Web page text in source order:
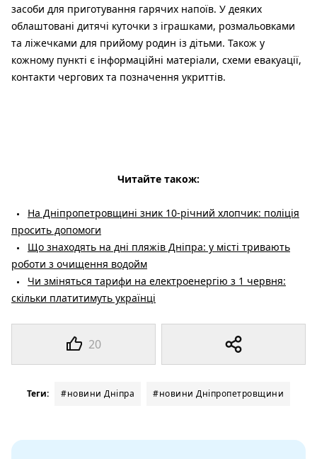
20
засоби для приготування гарячих напоїв. У деяких
облаштовані дитячі куточки з іграшками, розмальовками
та ліжечками для прийому родин із дітьми. Також у
кожному пункті є інформаційні матеріали, схеми евакуації,
контакти чергових та позначення укриттів.
Читайте також:
На Дніпропетровщині зник 10-річний хлопчик: поліція
просить допомоги
Що знаходять на дні пляжів Дніпра: у місті тривають
роботи з очищення водойм
Чи зміняться тарифи на електроенергію з 1 червня:
скільки платитимуть українці
Теги: #новини Дніпра #новини Дніпропетровщини